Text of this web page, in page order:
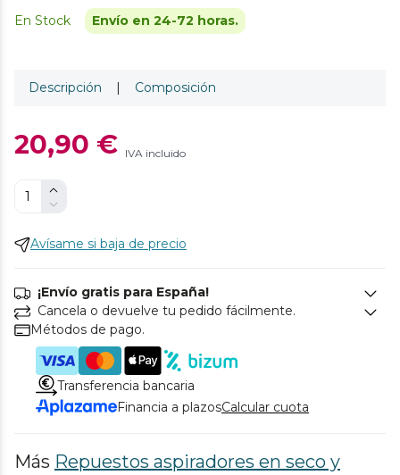
En Stock Envío en 24-72 horas.
Descripción | Composición
20,90 € IVA incluido
Avísame si baja de precio
¡Envío gratis para España!
Cancela o devuelve tu pedido fácilmente.
Métodos de pago.
Transferencia bancaria
Financia a plazosCalcular cuota
Más Repuestos aspiradores en seco y